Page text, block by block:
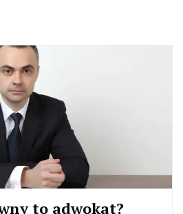
to adwokat?